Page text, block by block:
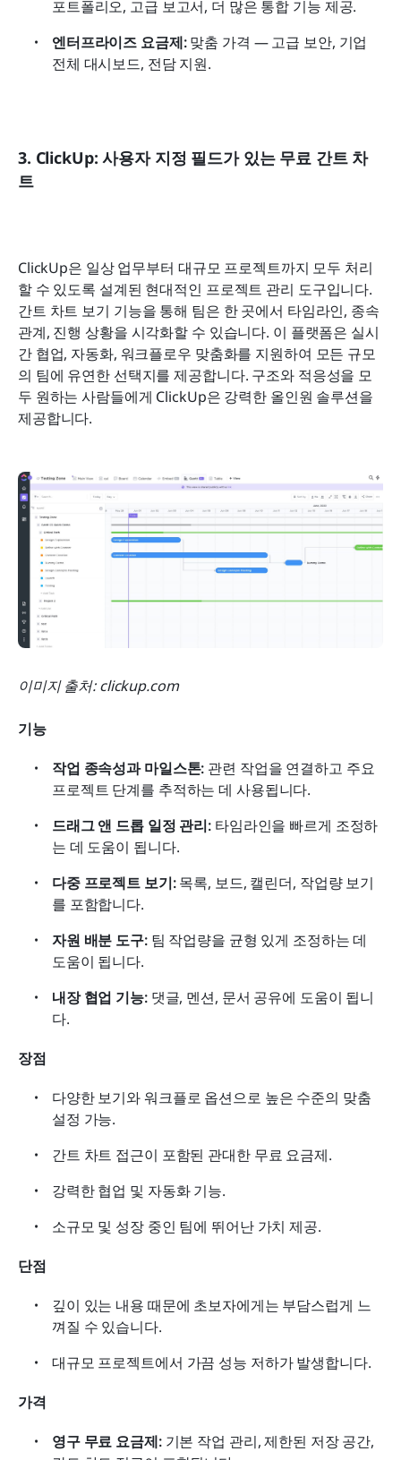
포트폴리오, 고급 보고서, 더 많은 통합 기능 제공.
엔터프라이즈 요금제: 맞춤 가격 — 고급 보안, 기업
전체 대시보드, 전담 지원.
3. ClickUp: 사용자 지정 필드가 있는 무료 간트 차
트
ClickUp은 일상 업무부터 대규모 프로젝트까지 모두 처리
할 수 있도록 설계된 현대적인 프로젝트 관리 도구입니다.
간트 차트 보기 기능을 통해 팀은 한 곳에서 타임라인, 종속
관계, 진행 상황을 시각화할 수 있습니다. 이 플랫폼은 실시
간 협업, 자동화, 워크플로우 맞춤화를 지원하여 모든 규모
의 팀에 유연한 선택지를 제공합니다. 구조와 적응성을 모
두 원하는 사람들에게 ClickUp은 강력한 올인원 솔루션을
제공합니다.
이미지 출처: clickup.com
기능
작업 종속성과 마일스톤: 관련 작업을 연결하고 주요
프로젝트 단계를 추적하는 데 사용됩니다.
드래그 앤 드롭 일정 관리: 타임라인을 빠르게 조정하
는 데 도움이 됩니다.
다중 프로젝트 보기: 목록, 보드, 캘린더, 작업량 보기
를 포함합니다.
자원 배분 도구: 팀 작업량을 균형 있게 조정하는 데
도움이 됩니다.
내장 협업 기능: 댓글, 멘션, 문서 공유에 도움이 됩니
다.
장점
다양한 보기와 워크플로 옵션으로 높은 수준의 맞춤
설정 가능.
간트 차트 접근이 포함된 관대한 무료 요금제.
강력한 협업 및 자동화 기능.
소규모 및 성장 중인 팀에 뛰어난 가치 제공.
단점
깊이 있는 내용 때문에 초보자에게는 부담스럽게 느
껴질 수 있습니다.
대규모 프로젝트에서 가끔 성능 저하가 발생합니다.
가격
영구 무료 요금제: 기본 작업 관리, 제한된 저장 공간,